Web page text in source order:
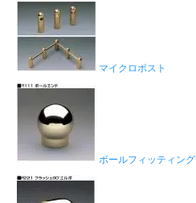
マイクロポスト
ボールフィッティング